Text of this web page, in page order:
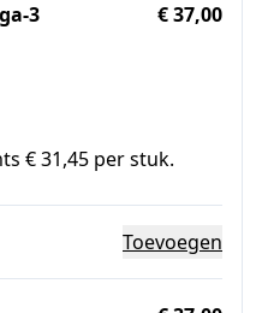
3
€ 37,00
€ 31,45 per stuk.
Toevoegen